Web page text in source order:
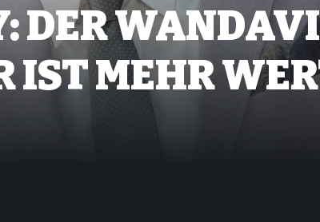
DER
IST MEHR